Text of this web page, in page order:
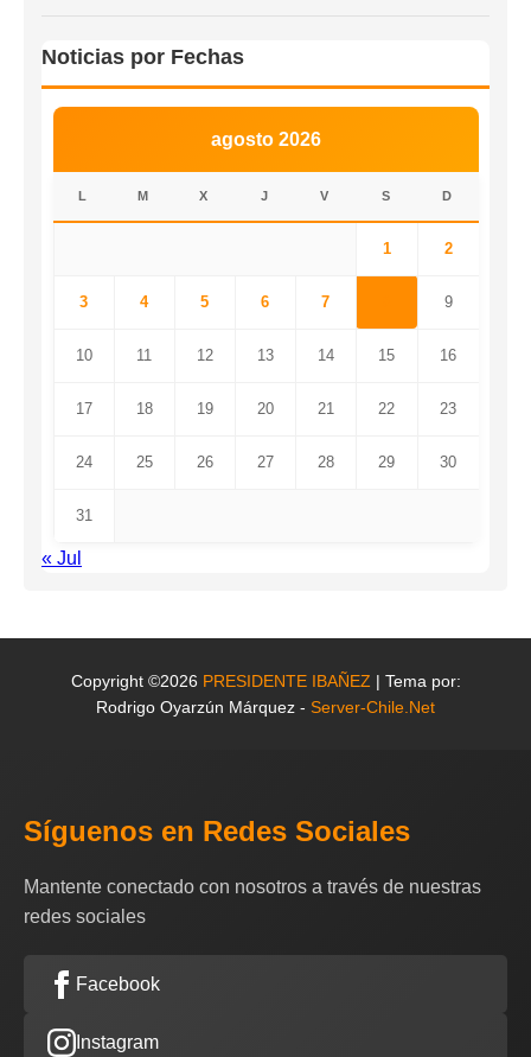
Noticias por Fechas
agosto 2026
L M X J V S D
1 2
3 4 5 6 7 9
10 11 12 13 14 15 16
17 18 19 20 21 22 23
24 25 26 27 28 29 30
31
« Jul
Copyright ©2026 PRESIDENTE IBAÑEZ | Tema por:
Rodrigo Oyarzún Márquez - Server-Chile.Net
Síguenos en Redes Sociales
Mantente conectado con nosotros a través de nuestras
redes sociales
Facebook
Instagram